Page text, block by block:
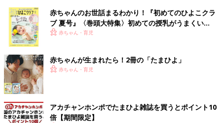
赤ちゃんのお世話まるわかり！『初めてのひよこクラ
ブ 夏号』〈巻頭大特集〉初めての授乳がうまくい
く！ おっぱい・ミルクの基本と夏のトラブル 解決テ
赤ちゃん・育児
赤ちゃんが生まれたら！2冊の「たまひよ」
赤ちゃん・育児
アカチャンホンポでたまひよ雑誌を買うとポイント10
倍【期間限定】